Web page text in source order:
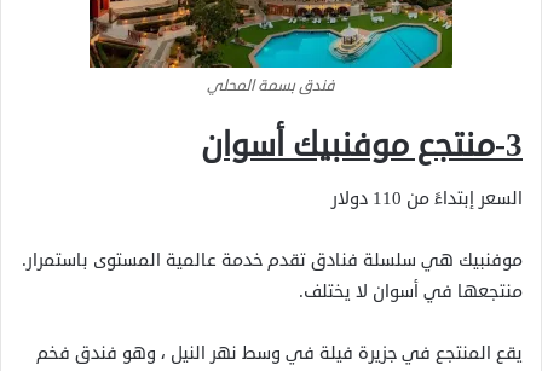
فندق بسمة المحلي
3-منتجع موفنبيك أسوان
السعر إبتداءً من 110 دولار
موفنبيك هي سلسلة فنادق تقدم خدمة عالمية المستوى باستمرار.
منتجعها في أسوان لا يختلف.
يقع المنتجع في جزيرة فيلة في وسط نهر النيل ، وهو فندق فخم